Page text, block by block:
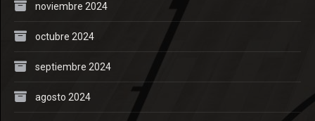
noviembre 2024
octubre 2024
septiembre 2024
agosto 2024